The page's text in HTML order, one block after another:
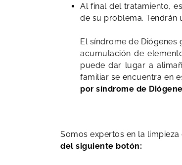
Al final del tratamiento,
de su problema.
El síndrome de
acumulación de
puede dar lugar a
familiar se encuentra en
por síndrome de
Somos expertos en la
del siguiente botón: